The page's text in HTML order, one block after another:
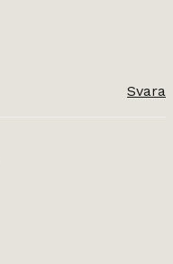
Svara